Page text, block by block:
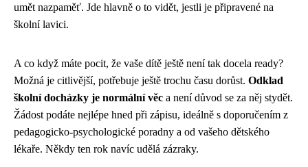
umět nazpaměť. Jde hlavně o to vidět, jestli je připravené na
školní lavici.
A co když máte pocit, že vaše dítě ještě není tak docela ready?
Možná je citlivější, potřebuje ještě trochu času dorůst. Odklad
školní docházky je normální věc a není důvod se za něj stydět.
Žádost podáte nejlépe hned při zápisu, ideálně s doporučením z
pedagogicko-psychologické poradny a od vašeho dětského
lékaře. Někdy ten rok navíc udělá zázraky.